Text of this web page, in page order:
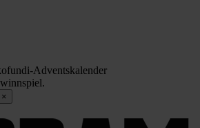
Adventskalender
×